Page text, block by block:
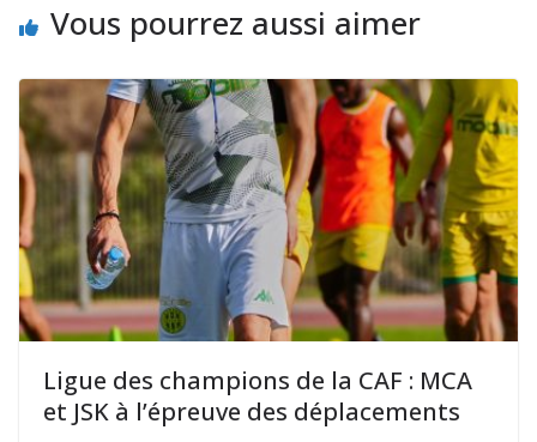
Vous pourrez aussi aimer
Ligue des champions de la CAF : MCA
et JSK à l’épreuve des déplacements